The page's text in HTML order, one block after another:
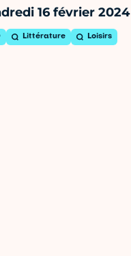
16 février 2024
Littérature Loisirs